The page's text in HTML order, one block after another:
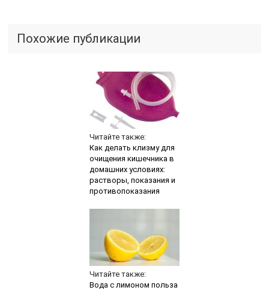
Похожие публикации
Читайте также:
Как делать клизму для
очищения кишечника в
домашних условиях:
растворы, показания и
противопоказания
Читайте также:
Вода с лимоном польза